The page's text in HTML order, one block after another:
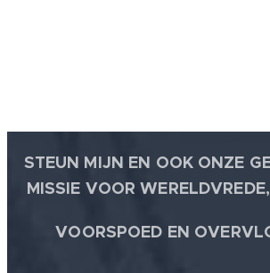
STEUN MIJN EN OOK ONZE
MISSIE VOOR
VOORSPOED EN